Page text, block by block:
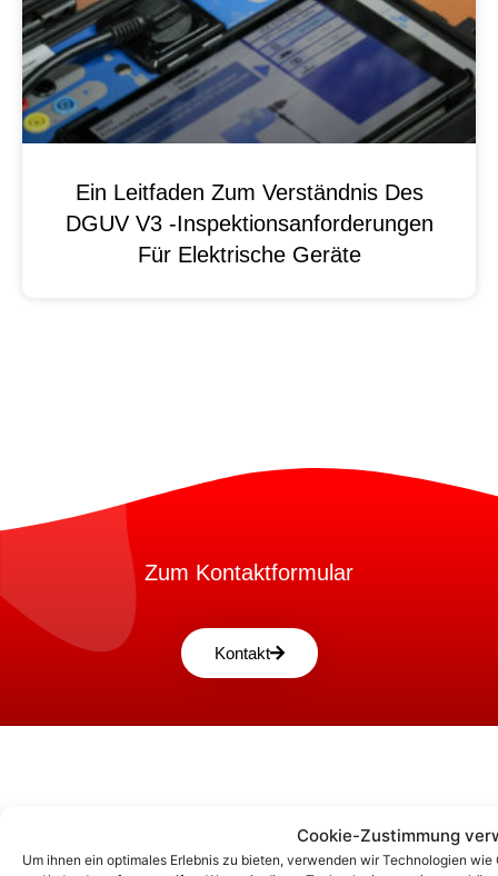
Cookie-Zustimmung
Um ihnen ein optimales Erlebnis zu bieten, verwenden wir Technologien
Ein Leitfaden Zum Verständnis Des
DGUV V3 -Inspektionsanforderungen
Für Elektrische Geräte
Zum Kontaktformular
Kontakt